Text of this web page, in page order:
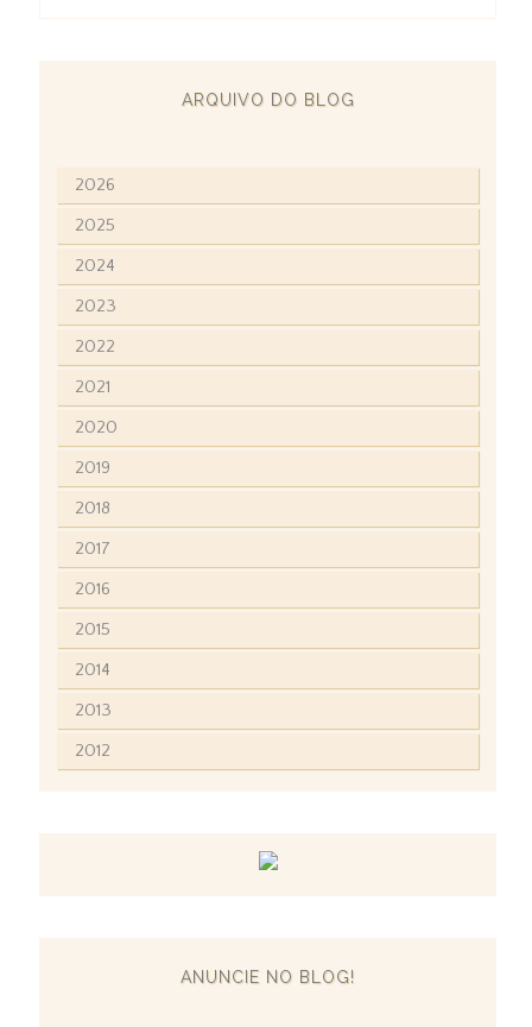
ARQUIVO DO BLOG
2026
2025
2024
2023
2022
2021
2020
2019
2018
2017
2016
2015
2014
2013
2012
ANUNCIE NO BLOG!